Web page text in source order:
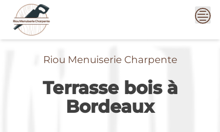
content
Riou Menuiserie Charpente
Terrasse bois à
Bordeaux